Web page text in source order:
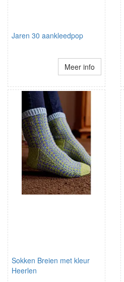
Jaren 30 aankleedpop
Meer info
Sokken Breien met kleur
Heerlen